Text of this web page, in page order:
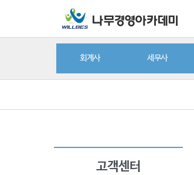
회계사 세무사
고객센터